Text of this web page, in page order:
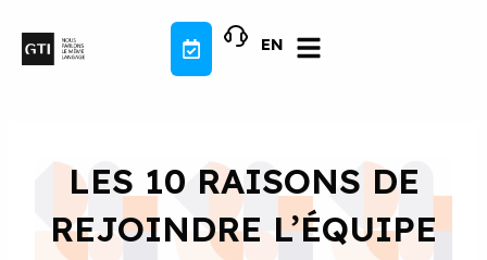
contenu
EN
LES 10 RAISONS DE
REJOINDRE L’ÉQUIPE